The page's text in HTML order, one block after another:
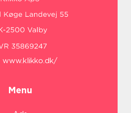
www.klikko.dk/
Menu